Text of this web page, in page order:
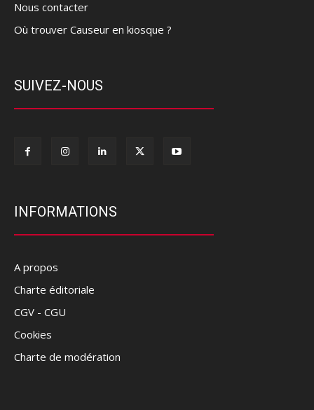
Nous contacter
Où trouver Causeur en kiosque ?
SUIVEZ-NOUS
INFORMATIONS
A propos
Charte éditoriale
CGV - CGU
Cookies
Charte de modération